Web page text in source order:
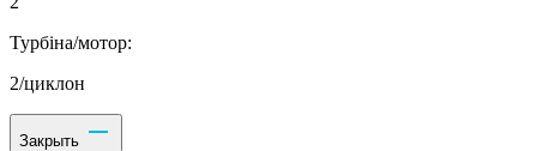
Турбіна/мотор:
2/циклон
Закрыть